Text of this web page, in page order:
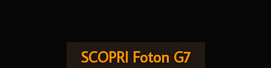
SCOPRI Foton G7